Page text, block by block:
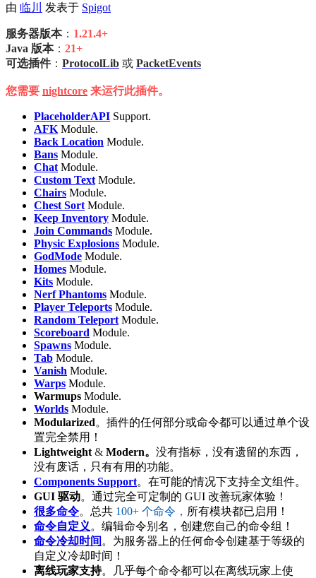
由 临川 发表于 Spigot
服务器版本： 1.21.4+
Java 版本： 21+
可选插件： ProtocolLib 或 PacketEvents
您需要 nightcore 来运行此插件。
PlaceholderAPI Support.
AFK Module.
Back Location Module.
Bans Module.
Chat Module.
Custom Text Module.
Chairs Module.
Chest Sort Module.
Keep Inventory Module.
Join Commands Module.
Physic Explosions Module.
GodMode Module.
Homes Module.
Kits Module.
Nerf Phantoms Module.
Player Teleports Module.
Random Teleport Module.
Scoreboard Module.
Spawns Module.
Tab Module.
Vanish Module.
Warps Module.
Warmups Module.
Worlds Module.
Modularized。插件的任何部分或命令都可以通过单个设
置完全禁用！
Lightweight & Modern。 没有指标，没有遗留的东西，
没有废话，只有有用的功能。
Components Support。在可能的情况下支持全文组件。
GUI 驱动。通过完全可定制的 GUI 改善玩家体验！
很多命令。总共 100+ 个命令， 所有模块都已启用！
命令自定义 。编辑命令别名，创建您自己的命令组！
命令冷却时间 。为服务器上的任何命令创建基于等级的
自定义冷却时间！
离线玩家支持。几乎每个命令都可以在离线玩家上使